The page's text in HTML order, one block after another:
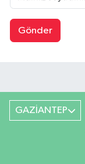
Gönder
GAZİANTEP